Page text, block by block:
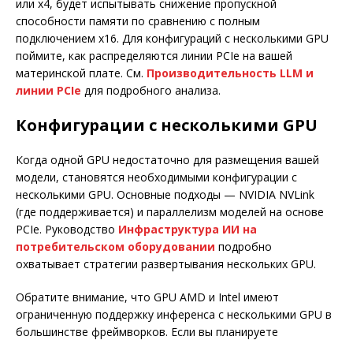
или x4, будет испытывать снижение пропускной
способности памяти по сравнению с полным
подключением x16. Для конфигураций с несколькими GPU
поймите, как распределяются линии PCIe на вашей
материнской плате. См. Производительность LLM и
линии PCIe для подробного анализа.
Конфигурации с несколькими GPU
Когда одной GPU недостаточно для размещения вашей
модели, становятся необходимыми конфигурации с
несколькими GPU. Основные подходы — NVIDIA NVLink
(где поддерживается) и параллелизм моделей на основе
PCIe. Руководство Инфраструктура ИИ на
потребительском оборудовании подробно
охватывает стратегии развертывания нескольких GPU.
Обратите внимание, что GPU AMD и Intel имеют
ограниченную поддержку инференса с несколькими GPU в
большинстве фреймворков. Если вы планируете